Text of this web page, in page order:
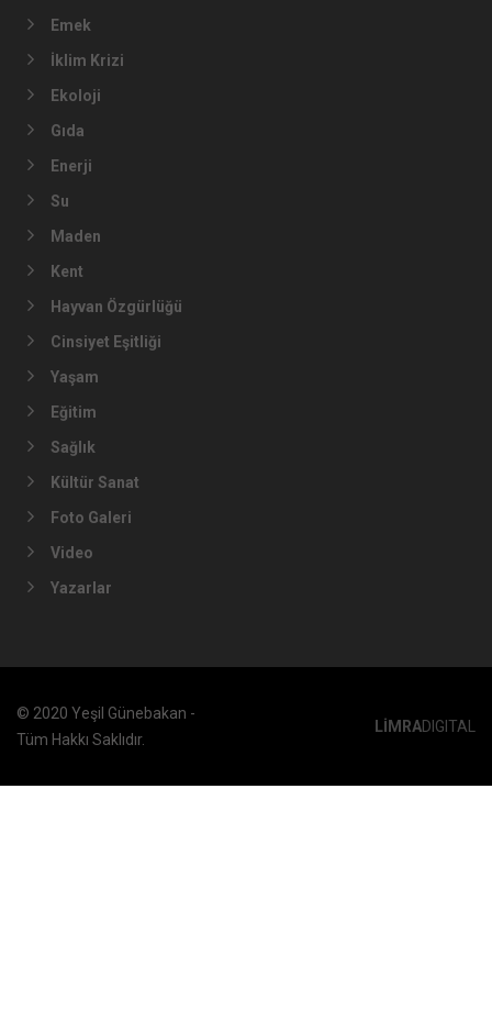
Emek
İklim Krizi
Ekoloji
Gıda
Enerji
Su
Maden
Kent
Hayvan Özgürlüğü
Cinsiyet Eşitliği
Yaşam
Eğitim
Sağlık
Kültür Sanat
Foto Galeri
Video
Yazarlar
© 2020 Yeşil Günebakan -
Tüm Hakkı Saklıdır.
LİMRADIGITAL